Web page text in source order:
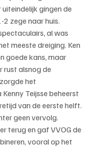
gingen de
zege naar huis.
al was
meeste dreiging. Ken
goede kans, maar
rust alsnog de
het
Teijsse beheerst
van de eerste helft.
geen vervolg.
terug en gaf VVOG de
vooral op het